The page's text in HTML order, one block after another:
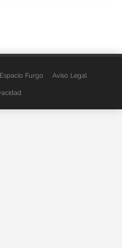
Espacio Furgo Aviso Legal